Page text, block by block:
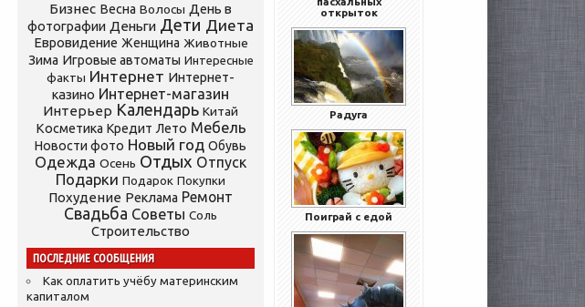
Бизнес Весна Волосы День в
фотографии Деньги Дети Диета
Евровидение Женщина Животные
Зима Игровые автоматы Интересные
факты Интернет Интернет-
казино Интернет-магазин
Интерьер Календарь Китай
Косметика Кредит Лето Мебель
Новости фото Новый год Обувь
Одежда Осень Отдых Отпуск
Подарки Подарок Покупки
Похудение Реклама Ремонт
Свадьба Советы Соль
Строительство
ПОСЛЕДНИЕ СООБЩЕНИЯ
Как оплатить учёбу материнским
капиталом
открыток
Радуга
Поиграй с едой